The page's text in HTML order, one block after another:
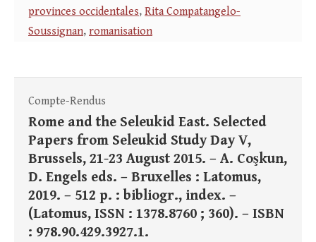
provinces occidentales, Rita Compatangelo-
Soussignan, romanisation
Compte-Rendus
Rome and the Seleukid East. Selected
Papers from Seleukid Study Day V,
Brussels, 21-23 August 2015. – A. Coşkun,
D. Engels eds. – Bruxelles : Latomus,
2019. – 512 p. : bibliogr., index. –
(Latomus, ISSN : 1378.8760 ; 360). – ISBN
: 978.90.429.3927.1.